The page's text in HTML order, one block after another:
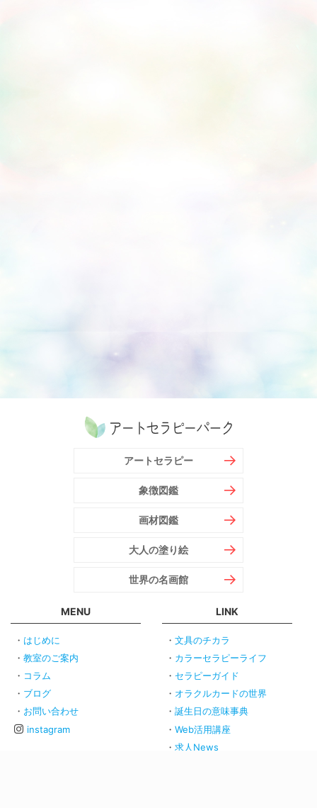
アートセラピー
象徴図鑑
画材図鑑
大人の塗り絵
世界の名画館
MENU
はじめに
教室のご案内
コラム
ブログ
お問い合わせ
instagram
LINK
文具のチカラ
カラーセラピーライフ
セラピーガイド
オラクルカードの世界
誕生日の意味事典
Web活用講座
求人News